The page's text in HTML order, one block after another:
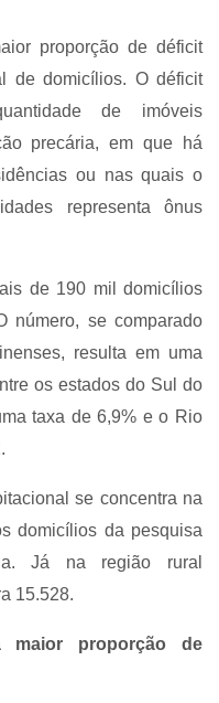
proporção de déficit
de domicílios. O déficit
de imóveis
precária, em que há
ou nas quais o
representa ônus
de 190 mil domicílios
número, se comparado
resulta em uma
os estados do Sul do
taxa de 6,9% e o Rio
se concentra na
domicílios da pesquisa
Já na região rural
15.528.
maior proporção de